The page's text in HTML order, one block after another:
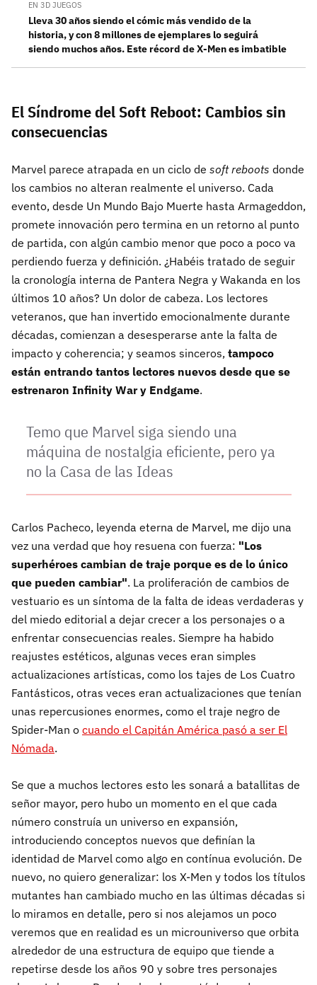
EN 3D JUEGOS
Lleva 30 años siendo el cómic más vendido de la
historia, y con 8 millones de ejemplares lo seguirá
siendo muchos años. Este récord de X-Men es imbatible
El Síndrome del Soft Reboot: Cambios sin
consecuencias
Marvel parece atrapada en un ciclo de soft reboots donde
los cambios no alteran realmente el universo. Cada
evento, desde Un Mundo Bajo Muerte hasta Armageddon,
promete innovación pero termina en un retorno al punto
de partida, con algún cambio menor que poco a poco va
perdiendo fuerza y definición. ¿Habéis tratado de seguir
la cronología interna de Pantera Negra y Wakanda en los
últimos 10 años? Un dolor de cabeza. Los lectores
veteranos, que han invertido emocionalmente durante
décadas, comienzan a desesperarse ante la falta de
impacto y coherencia; y seamos sinceros, tampoco
están entrando tantos lectores nuevos desde que se
estrenaron Infinity War y Endgame.
Temo que Marvel siga siendo una
máquina de nostalgia eficiente, pero ya
no la Casa de las Ideas
Carlos Pacheco, leyenda eterna de Marvel, me dijo una
vez una verdad que hoy resuena con fuerza: "Los
superhéroes cambian de traje porque es de lo único
que pueden cambiar". La proliferación de cambios de
vestuario es un síntoma de la falta de ideas verdaderas y
del miedo editorial a dejar crecer a los personajes o a
enfrentar consecuencias reales. Siempre ha habido
reajustes estéticos, algunas veces eran simples
actualizaciones artísticas, como los tajes de Los Cuatro
Fantásticos, otras veces eran actualizaciones que tenían
unas repercusiones enormes, como el traje negro de
Spider-Man o cuando el Capitán América pasó a ser El
Nómada.
Se que a muchos lectores esto les sonará a batallitas de
señor mayor, pero hubo un momento en el que cada
número construía un universo en expansión,
introduciendo conceptos nuevos que definían la
identidad de Marvel como algo en contínua evolución. De
nuevo, no quiero generalizar: los X-Men y todos los títulos
mutantes han cambiado mucho en las últimas décadas si
lo miramos en detalle, pero si nos alejamos un poco
veremos que en realidad es un microuniverso que orbita
alrededor de una estructura de equipo que tiende a
repetirse desde los años 90 y sobre tres personajes